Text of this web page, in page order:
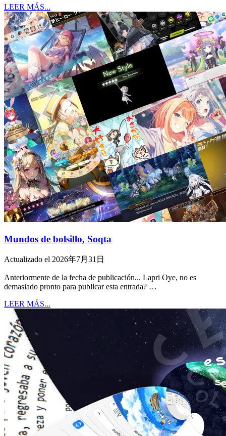
LEER MÁS...
Mundos de bolsillo, Soqta
Actualizado el 2026年7月31日
Anteriormente de la fecha de publicación... Lapri Oye, no es
demasiado pronto para publicar esta entrada? …
LEER MÁS...